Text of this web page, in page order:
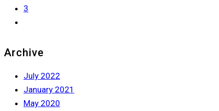
3
Archive
July 2022
January 2021
May 2020